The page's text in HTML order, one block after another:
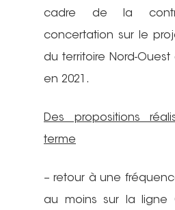
cadre de la
concertation sur le
du territoire Nord-
en 2021.
Des propositions
terme
– retour à une
au moins sur la ligne